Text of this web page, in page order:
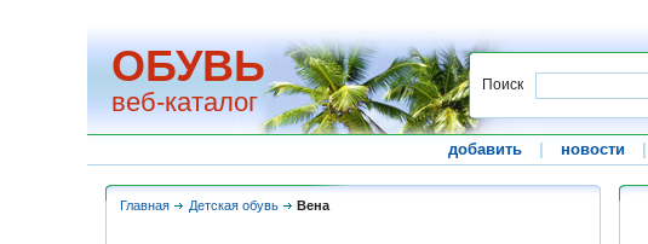
ОБУВЬ
веб-каталог
Поиск
добавить новости
Главная Детская обувь Вена